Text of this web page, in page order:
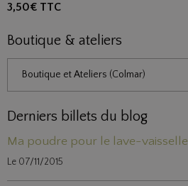
3,50€ TTC
Boutique & ateliers
Boutique et Ateliers (Colmar)
Derniers billets du blog
Ma poudre pour le lave-vaisselle
Le 07/11/2015